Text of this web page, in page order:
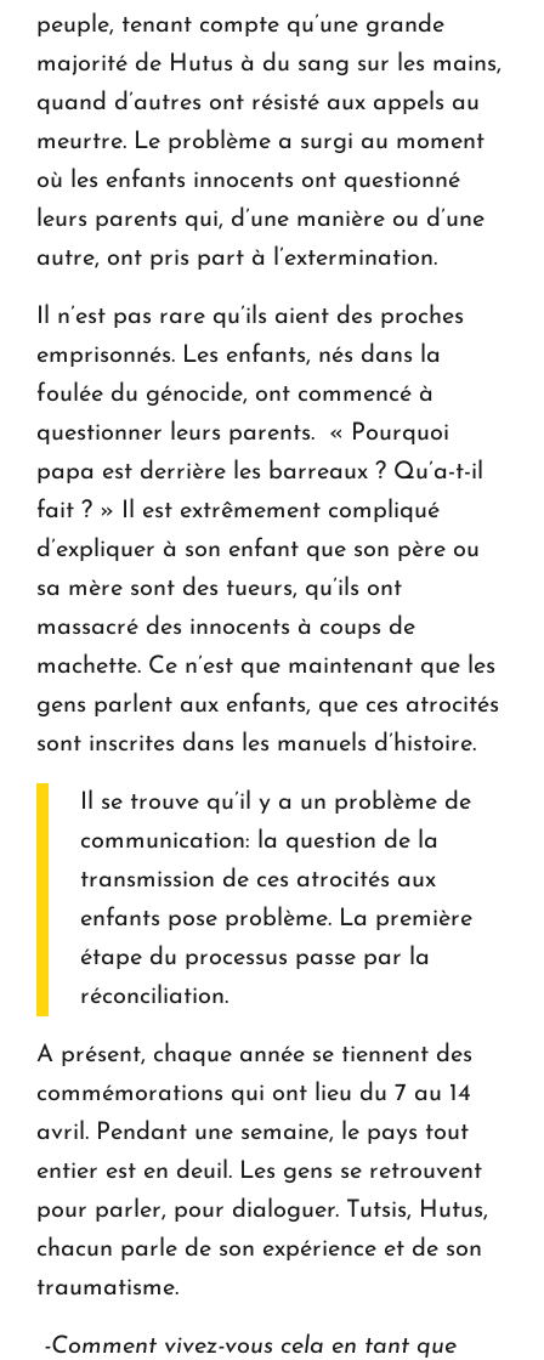
peuple, tenant compte qu’une grande
majorité de Hutus à du sang sur les mains,
quand d’autres ont résisté aux appels au
meurtre. Le problème a surgi au moment
où les enfants innocents ont questionné
leurs parents qui, d’une manière ou d’une
autre, ont pris part à l’extermination.
Il n’est pas rare qu’ils aient des proches
emprisonnés. Les enfants, nés dans la
foulée du génocide, ont commencé à
questionner leurs parents. « Pourquoi
papa est derrière les barreaux ? Qu’a-t-il
fait ? » Il est extrêmement compliqué
d’expliquer à son enfant que son père ou
sa mère sont des tueurs, qu’ils ont
massacré des innocents à coups de
machette. Ce n’est que maintenant que les
gens parlent aux enfants, que ces atrocités
sont inscrites dans les manuels d’histoire.
Il se trouve qu’il y a un problème de
communication: la question de la
transmission de ces atrocités aux
enfants pose problème. La première
étape du processus passe par la
réconciliation.
A présent, chaque année se tiennent des
commémorations qui ont lieu du 7 au 14
avril. Pendant une semaine, le pays tout
entier est en deuil. Les gens se retrouvent
pour parler, pour dialoguer. Tutsis, Hutus,
chacun parle de son expérience et de son
traumatisme.
-Comment vivez-vous cela en tant que